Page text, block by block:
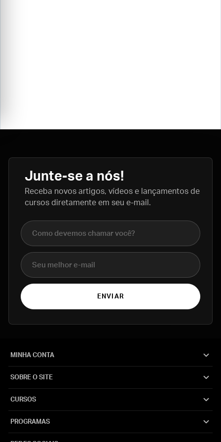
Junte-se a nós!
Receba novos artigos, vídeos e lançamentos de
cursos diretamente em seu e-mail.
Nome completo
E-mail
ENVIAR
MINHA CONTA
SOBRE O SITE
CURSOS
PROGRAMAS